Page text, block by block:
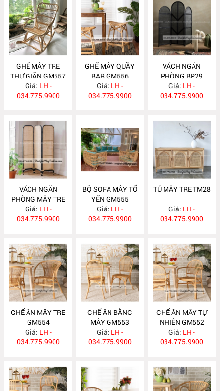
GHẾ MÂY TRE
THƯ GIÃN GM557
Giá: LH -
034.775.9900
GHẾ MÂY QUẦY
BAR GM556
Giá: LH -
034.775.9900
VÁCH NGĂN
PHÒNG BP29
Giá: LH -
034.775.9900
VÁCH NGĂN
PHÒNG MÂY TRE
BP28
Giá: LH -
034.775.9900
BỘ SOFA MÂY TỔ
YẾN GM555
Giá: LH -
034.775.9900
TỦ MÂY TRE TM28
Giá: LH -
034.775.9900
GHẾ ĂN MÂY TRE
GM554
Giá: LH -
034.775.9900
GHẾ ĂN BẰNG
MÂY GM553
Giá: LH -
034.775.9900
GHẾ ĂN MÂY TỰ
NHIÊN GM552
Giá: LH -
034.775.9900